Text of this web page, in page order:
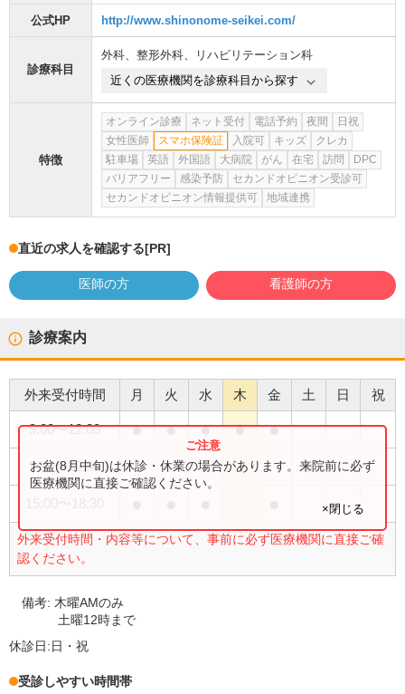
公式HP http://www.shinonome-seikei.com/
診療科目
外科、 整形外科、
リハビリテーション科
近くの医療機関を診療科目から探す
特徴
オンライン診療 ネット受付 電話予約 夜間
日祝
女性医師
スマホ保険証 入院可 キッズ
クレカ
駐車場
英語 外国語 大病院 がん 在宅 訪問
DPC
バリアフリー
感染予防
セカンドオピニオン受診可
セカンドオピニオン情報提供可
地域連携
直近の求人を確認する[PR]
医師の方 看護師の方
診療案内
外来受付時間 月 火 水 木 金 土 日 祝
9:00〜12:00 ● ● ● ● ●
9:00〜12:30 ●
外来受付時間・内容等について、事前に必ず医療機関に直接ご確
認ください。
お盆(8月中旬)は休診・休業の場合があります。来院前に必ず
医療機関に直接ご確認ください。
×閉じる
備考: 木曜AMのみ
土曜12時まで
休診日:日・祝
受診しやすい時間帯